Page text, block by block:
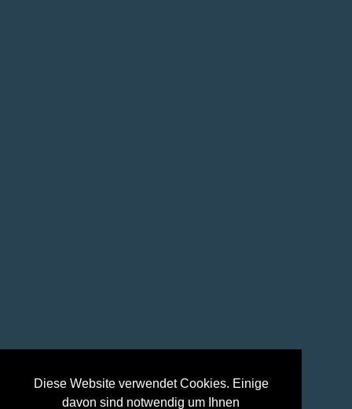
Diese Website verwendet Cookies. Einige
davon sind notwendig um Ihnen